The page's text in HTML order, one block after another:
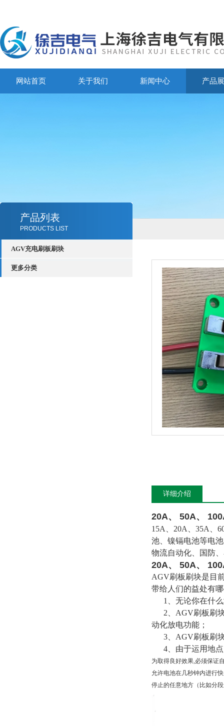
网站首页 关于我们 新闻中心 产品
产品列表
PRODUCTS LIST
AGV充电刷板刷块
更多分类
详细介绍
20A、 50A、
15A、20A、35A、
池、镍镉电池等电
物流自动化、国防
20A、 50A、
AGV刷板刷块是目
带给人们的益处有
1、无论你在什么
2、AGV刷板刷块
动化放电功能；
3、AGV刷板刷块
4、由于运用地点
为取得良好效果,必须保证
允许电池在几秒钟内进行
停止的任意地方（比如分